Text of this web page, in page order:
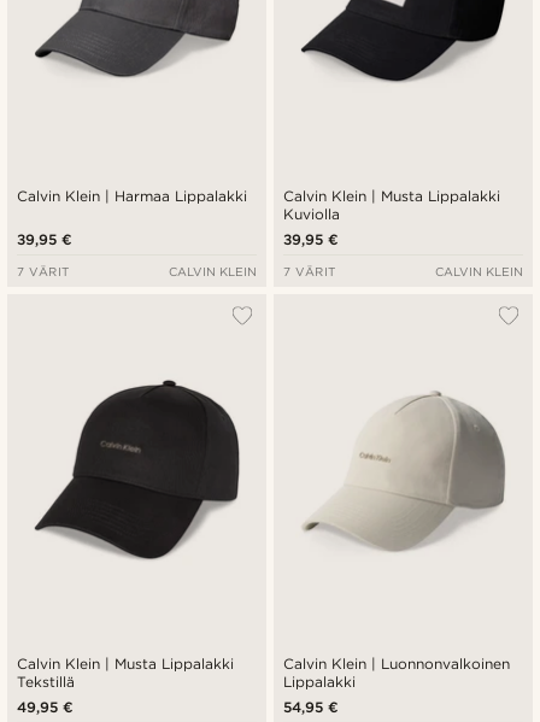
Calvin Klein | Harmaa Lippalakki
39,95 €
7 VÄRIT CALVIN KLEIN
Calvin Klein | Musta Lippalakki
Kuviolla
39,95 €
7 VÄRIT CALVIN KLEIN
Calvin Klein | Musta Lippalakki
Tekstillä
49,95 €
Calvin Klein | Luonnonvalkoinen
Lippalakki
54,95 €